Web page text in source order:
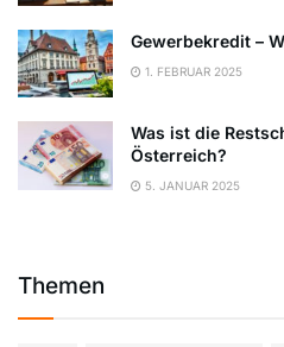
Gewerbekredit –
1. FEBRUAR 2025
Was ist die
Österreich?
5. JANUAR 2025
Themen